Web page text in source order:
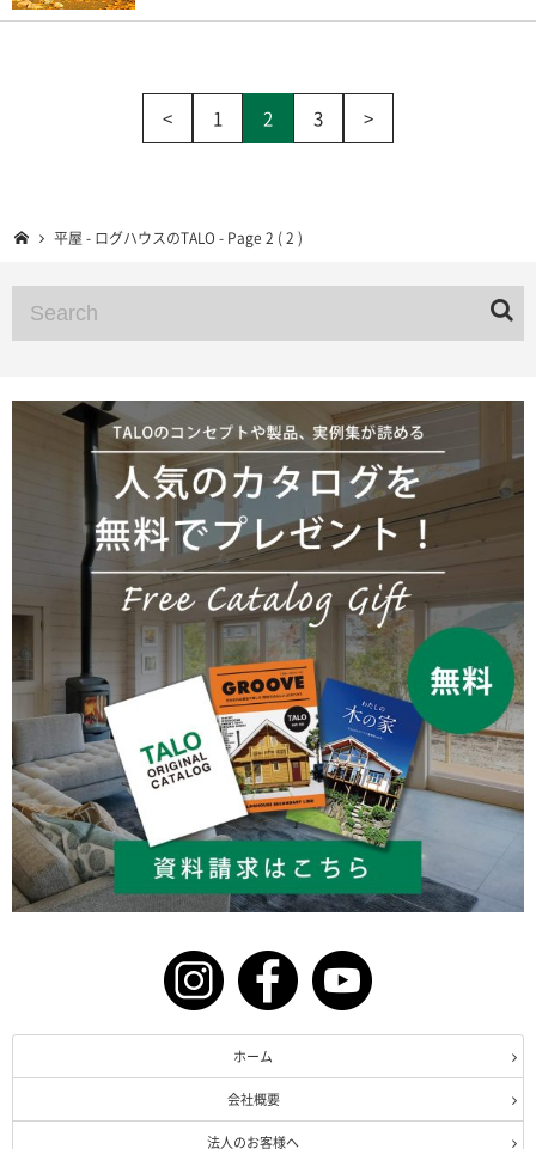
< 1 2 3 >
平屋 - ログハウスのTALO - Page 2 ( 2 )
ホーム
会社概要
法人のお客様へ